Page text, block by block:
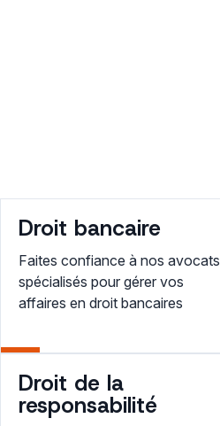
Droit bancaire
Faites confiance à nos avocats
spécialisés pour gérer vos
affaires en droit bancaires
Droit de la
responsabilité